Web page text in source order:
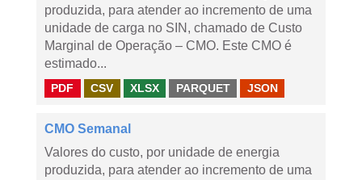
produzida, para atender ao incremento de uma
unidade de carga no SIN, chamado de Custo
Marginal de Operação – CMO. Este CMO é
estimado...
PDF CSV XLSX PARQUET JSON
CMO Semanal
Valores do custo, por unidade de energia
produzida, para atender ao incremento de uma